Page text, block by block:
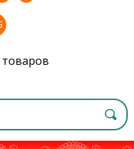
товаров